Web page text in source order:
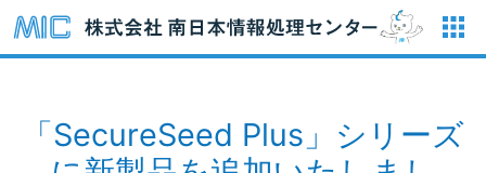
「SecureSeed Plus」シリーズ